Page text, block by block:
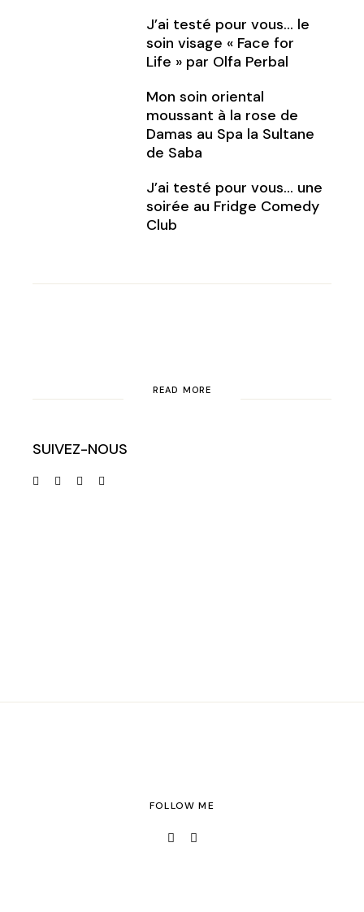
J’ai testé pour vous… le
soin visage « Face for
Life » par Olfa Perbal
Mon soin oriental
moussant à la rose de
Damas au Spa la Sultane
de Saba
J’ai testé pour vous… une
soirée au Fridge Comedy
Club
READ MORE
SUIVEZ-NOUS
FOLLOW ME